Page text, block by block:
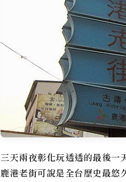
三天兩夜彰化玩透透的最後一
鹿港老街可說是全台歷史最悠